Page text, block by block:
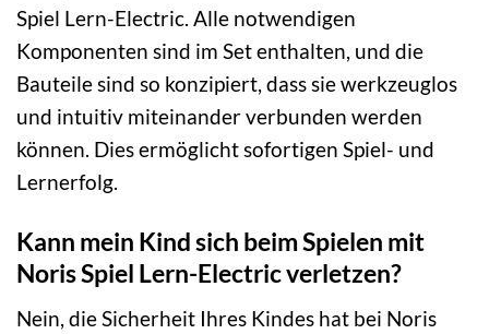
Spiel Lern-Electric. Alle notwendigen
Komponenten sind im Set enthalten, und die
Bauteile sind so konzipiert, dass sie werkzeuglos
und intuitiv miteinander verbunden werden
können. Dies ermöglicht sofortigen Spiel- und
Lernerfolg.
Kann mein Kind sich beim Spielen mit
Noris Spiel Lern-Electric verletzen?
Nein, die Sicherheit Ihres Kindes hat bei Noris